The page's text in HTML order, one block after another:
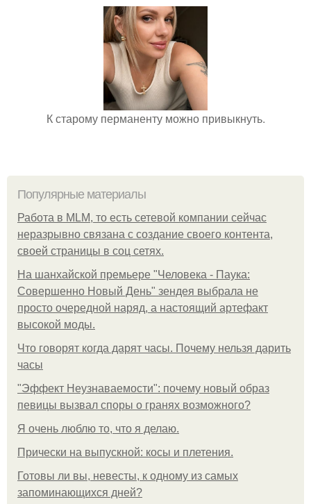
К старому перманенту можно привыкнуть.
Популярные материалы
Работа в MLM, то есть сетевой компании сейчас
неразрывно связана с создание своего контента,
своей страницы в соц сетях.
На шанхайской премьере "Человека - Паука:
Совершенно Новый День" зендея выбрала не
просто очередной наряд, а настоящий артефакт
высокой моды.
Что говорят когда дарят часы. Почему нельзя дарить
часы
"Эффект Неузнаваемости": почему новый образ
певицы вызвал споры о гранях возможного?
Я очень люблю то, что я делаю.
Прически на выпускной: косы и плетения.
Готовы ли вы, невесты, к одному из самых
запоминающихся дней?